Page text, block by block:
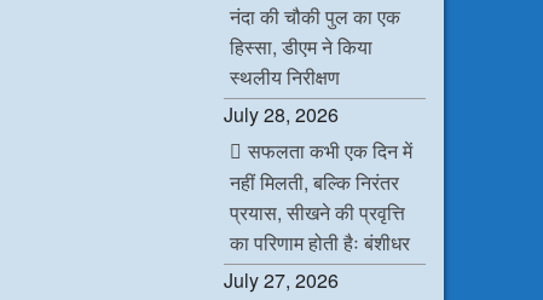
नंदा की चौकी पुल का एक
हिस्सा, डीएम ने किया
स्थलीय निरीक्षण
July 28, 2026
सफलता कभी एक दिन में
नहीं मिलती, बल्कि निरंतर
प्रयास, सीखने की प्रवृत्ति
का परिणाम होती हैः बंशीधर
July 27, 2026